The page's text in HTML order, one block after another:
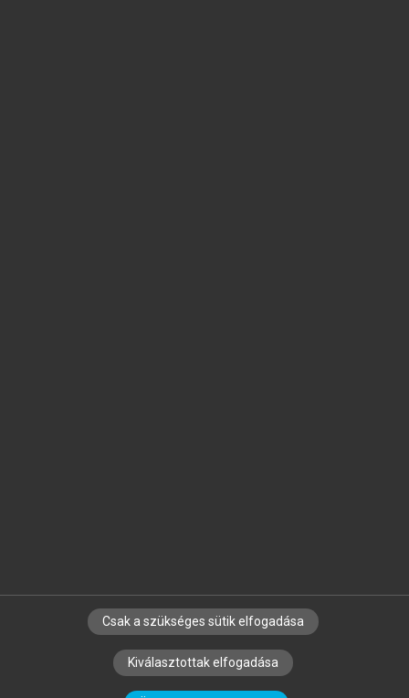
SZERZŐKNEK CÉGEKNEK KÖNYVTÁROSOKNAK
SZERKESZTÉSI ÉS LEKTORÁLÁSI ALAPELVEK
Csak a szükséges sütik elfogadása
Kiválasztottak elfogadása